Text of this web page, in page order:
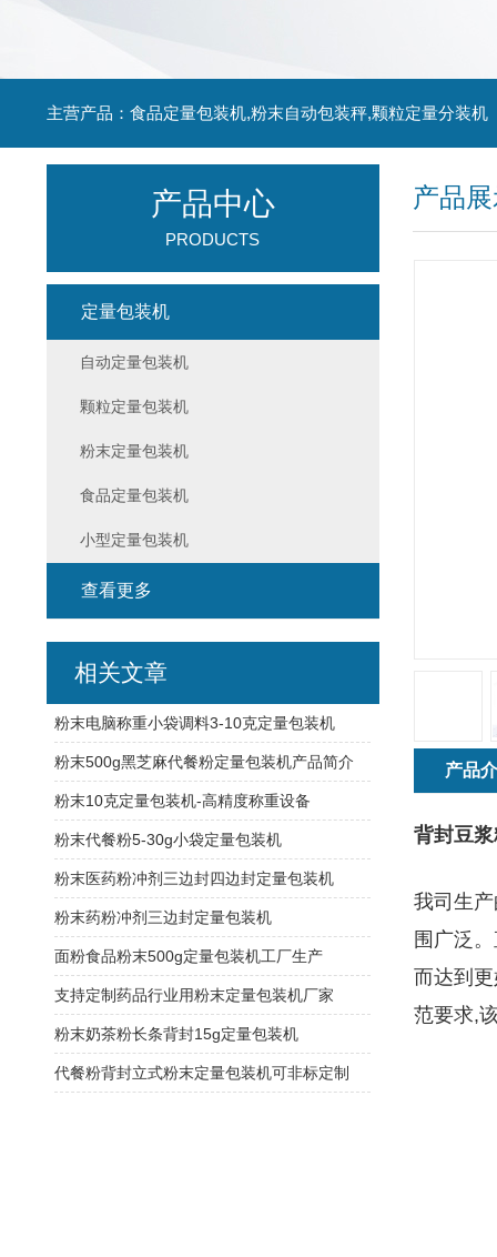
主营产品：食品定量包装机,粉末自动包装秤,颗粒定量分装机
产品
产品
背封豆
我司生
围广泛
而达到
范要求,
产品中心
PRODUCTS
定量包装机
自动定量包装机
颗粒定量包装机
粉末定量包装机
食品定量包装机
小型定量包装机
查看更多
相关文章
粉末电脑称重小袋调料3-10克定量包装机
粉末500g黑芝麻代餐粉定量包装机产品简介
粉末10克定量包装机-高精度称重设备
粉末代餐粉5-30g小袋定量包装机
粉末医药粉冲剂三边封四边封定量包装机
粉末药粉冲剂三边封定量包装机
面粉食品粉末500g定量包装机工厂生产
支持定制药品行业用粉末定量包装机厂家
粉末奶茶粉长条背封15g定量包装机
代餐粉背封立式粉末定量包装机可非标定制